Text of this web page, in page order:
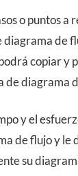
o puntos a
diagrama de
copiar y
de diagrama
y el
de flujo y le
su